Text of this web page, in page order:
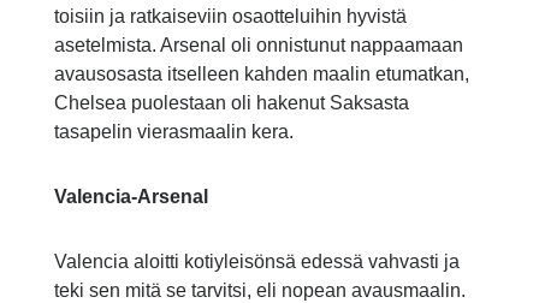
toisiin ja ratkaiseviin osaotteluihin hyvistä
asetelmista. Arsenal oli onnistunut nappaamaan
avausosasta itselleen kahden maalin etumatkan,
Chelsea puolestaan oli hakenut Saksasta
tasapelin vierasmaalin kera.
Valencia-Arsenal
Valencia aloitti kotiyleisönsä edessä vahvasti ja
teki sen mitä se tarvitsi, eli nopean avausmaalin.